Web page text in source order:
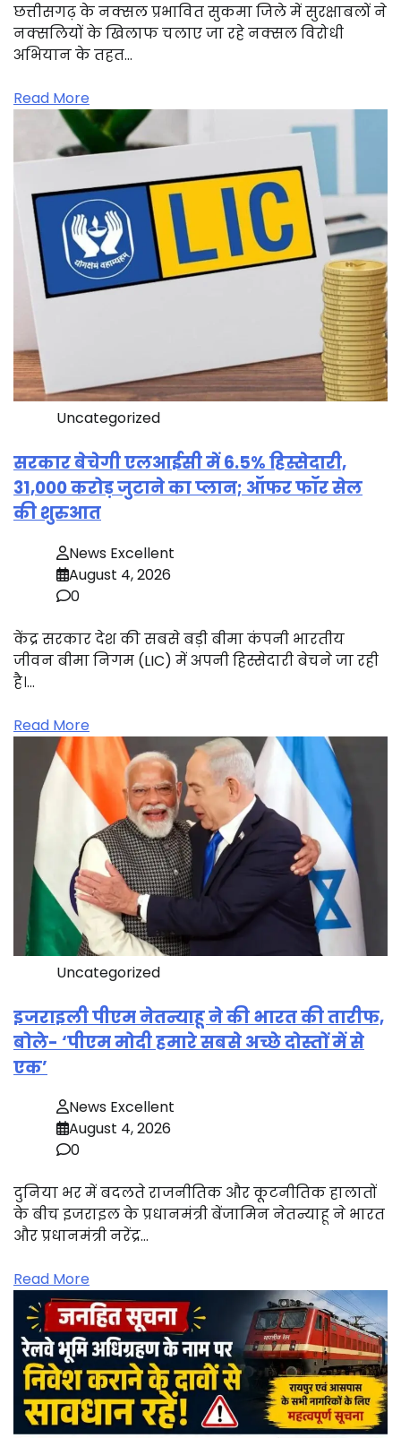
छत्तीसगढ़ के नक्सल प्रभावित सुकमा जिले में सुरक्षाबलों ने
नक्सलियों के खिलाफ चलाए जा रहे नक्सल विरोधी
अभियान के तहत…
Read More
Uncategorized
सरकार बेचेगी एलआईसी में 6.5% हिस्सेदारी,
31,000 करोड़ जुटाने का प्लान; ऑफर फॉर सेल
की शुरुआत
News Excellent
August 4, 2026
0
केंद्र सरकार देश की सबसे बड़ी बीमा कंपनी भारतीय
जीवन बीमा निगम (LIC) में अपनी हिस्सेदारी बेचने जा रही
है।…
Read More
Uncategorized
इजराइली पीएम नेतन्याहू ने की भारत की तारीफ,
बोले- ‘पीएम मोदी हमारे सबसे अच्छे दोस्तों में से
एक’
News Excellent
August 4, 2026
0
दुनिया भर में बदलते राजनीतिक और कूटनीतिक हालातों
के बीच इजराइल के प्रधानमंत्री बेंजामिन नेतन्याहू ने भारत
और प्रधानमंत्री नरेंद्र…
Read More